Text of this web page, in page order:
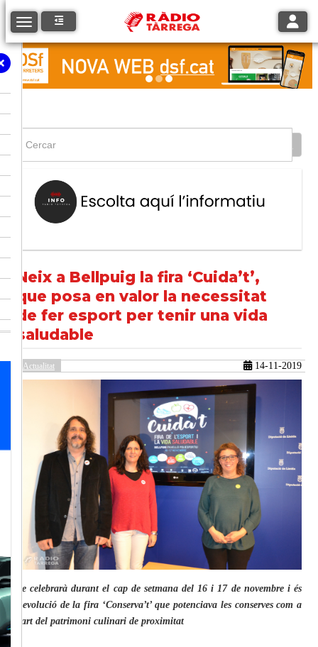
Toggle navigation
Neix a Bellpuig la fira ‘Cuida’t’,
que posa en valor la necessitat
de fer esport per tenir una vida
saludable
Actualitat 14-11-2019
Se celebrarà durant el cap de setmana del 16 i 17 de novembre i és
l’evolució de la fira ‘Conserva’t’ que potenciava les conserves com a
part del patrimoni culinari de proximitat